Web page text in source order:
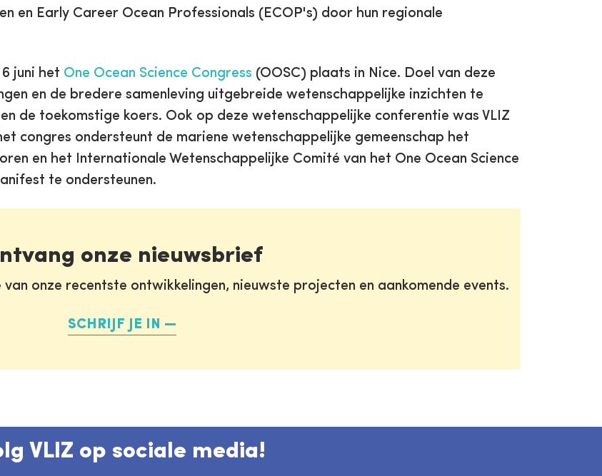
en Early Career Ocean Professionals (ECOP's) door hun regionale
juni het One Ocean Science Congress (OOSC) plaats in Nice. Doel van deze
en de bredere samenleving uitgebreide wetenschappelijke inzichten te
de toekomstige koers. Ook op deze wetenschappelijke conferentie was VLIZ
congres ondersteunt de mariene wetenschappelijke gemeenschap het
en het Internationale Wetenschappelijke Comité van het One Ocean Science
te ondersteunen.
onze nieuwsbrief
onze recentste ontwikkelingen, nieuwste projecten en aankomende events.
SCHRIJF JE IN
VLIZ op sociale media!